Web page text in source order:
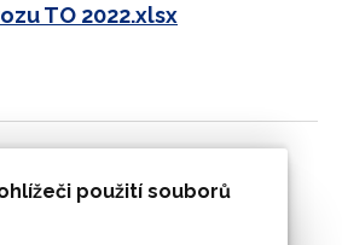
použití souborů
TO 2022.xlsx